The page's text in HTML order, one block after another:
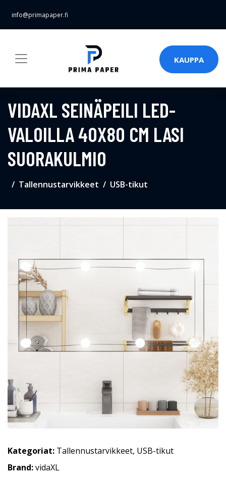
info@primapaper.fi
KAUPPA
VIDAXL SEINÄPEILI LED-
VALOILLA 40X80 CM LASI
SUORAKULMIO
Tallennustarvikkeet USB-tikut
Kategoriat: Tallennustarvikkeet, USB-tikut
Brand:vidaXL